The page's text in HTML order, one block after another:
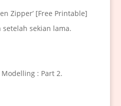
Zipper’ [Free Printable]
sekian lama.
: Part 2.